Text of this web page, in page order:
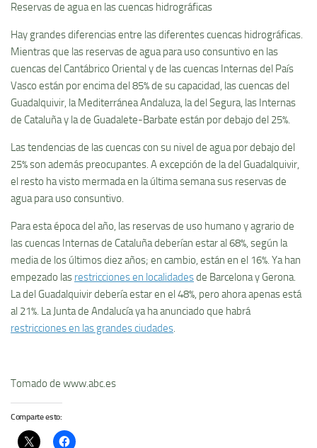
Reservas de agua en las cuencas hidrográficas
Hay grandes diferencias entre las diferentes cuencas hidrográficas.
Mientras que las reservas de agua para uso consuntivo en las
cuencas del Cantábrico Oriental y de las cuencas Internas del País
Vasco están por encima del 85% de su capacidad, las cuencas del
Guadalquivir, la Mediterránea Andaluza, la del Segura, las Internas
de Cataluña y la de Guadalete-Barbate están por debajo del 25%.
Las tendencias de las cuencas con su nivel de agua por debajo del
25% son además preocupantes. A excepción de la del Guadalquivir,
el resto ha visto mermada en la última semana sus reservas de
agua para uso consuntivo.
Para esta época del año, las reservas de uso humano y agrario de
las cuencas Internas de Cataluña deberían estar al 68%, según la
media de los últimos diez años; en cambio, están en el 16%. Ya han
empezado las restricciones en localidadesde Barcelona y Gerona.
La del Guadalquivir debería estar en el 48%, pero ahora apenas está
al 21%. La Junta de Andalucía ya ha anunciado que habrá
restricciones en las grandes ciudades.
Tomado de www.abc.es
Comparte esto: